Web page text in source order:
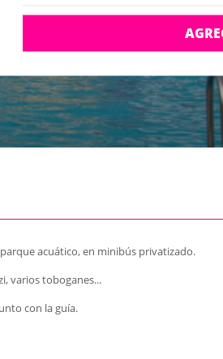
acuático, en minibús privatizado.
varios toboganes...
con la guía.